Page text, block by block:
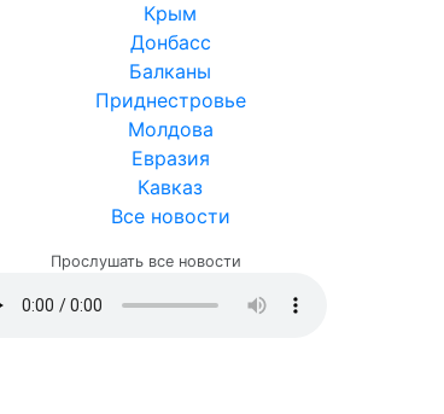
Крым
Донбасс
Балканы
Приднестровье
Молдова
Евразия
Кавказ
Все новости
Прослушать все новости